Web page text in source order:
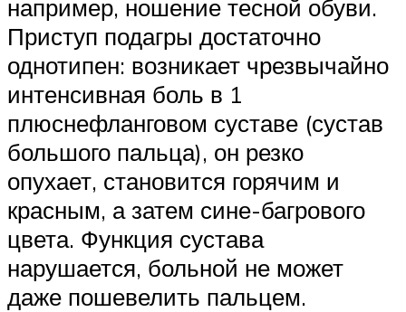
например, ношение тесной обуви.
Приступ подагры достаточно
однотипен: возникает чрезвычайно
интенсивная боль в 1
плюснефланговом суставе (сустав
большого пальца), он резко
опухает, становится горячим и
красным, а затем сине-багрового
цвета. Функция сустава
нарушается, больной не может
даже пошевелить пальцем.